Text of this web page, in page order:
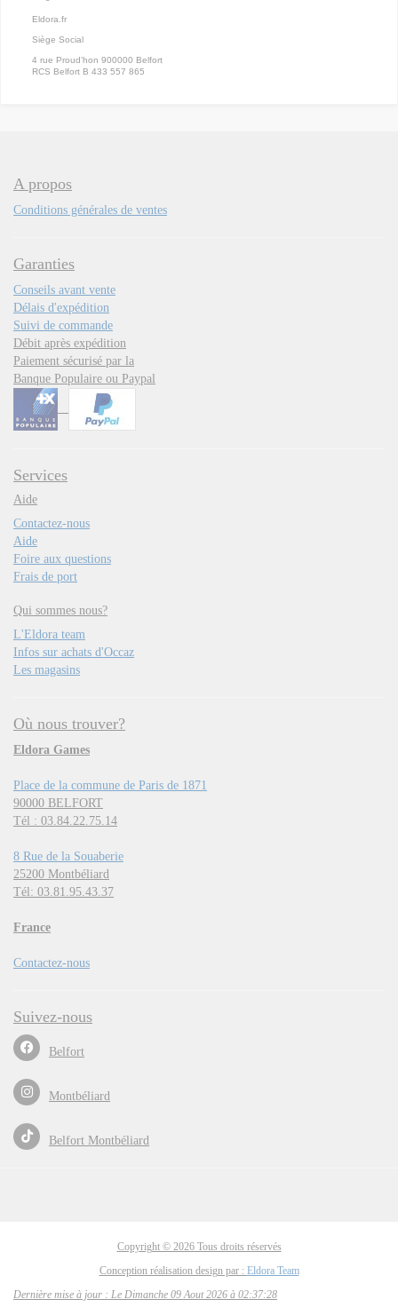
Eldora.fr
Siège Social
4 rue Proud’hon 900000 Belfort
RCS Belfort B 433 557 865
A propos
Conditions générales de ventes
Garanties
Conseils avant vente
Délais d'expédition
Suivi de commande
Débit après expédition
Paiement sécurisé par la
Banque Populaire ou Paypal
Services
Aide
Contactez-nous
Aide
Foire aux questions
Frais de port
Qui sommes nous?
L'Eldora team
Infos sur achats d'Occaz
Les magasins
Où nous trouver?
Eldora Games
Place de la commune de Paris de 1871
90000 BELFORT
Tél : 03.84.22.75.14
8 Rue de la Souaberie
25200 Montbéliard
Tél: 03.81.95.43.37
France
Contactez-nous
Suivez-nous
Belfort
Montbéliard
Belfort Montbéliard
Copyright © 2026 Tous droits réservés
Conception réalisation design par : Eldora Team
Dernière mise à jour : Le Dimanche 09 Aout 2026 à 02:37:28